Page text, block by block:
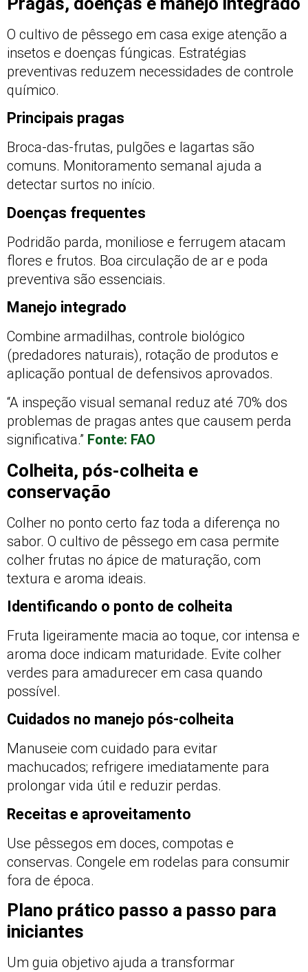
O cultivo de pêssego em casa exige atenção a
insetos e doenças fúngicas. Estratégias
preventivas reduzem necessidades de controle
químico.
Principais pragas
Broca-das-frutas, pulgões e lagartas são
comuns. Monitoramento semanal ajuda a
detectar surtos no início.
Doenças frequentes
Podridão parda, moniliose e ferrugem atacam
flores e frutos. Boa circulação de ar e poda
preventiva são essenciais.
Manejo integrado
Combine armadilhas, controle biológico
(predadores naturais), rotação de produtos e
aplicação pontual de defensivos aprovados.
“A inspeção visual semanal reduz até 70% dos
problemas de pragas antes que causem perda
significativa.” Fonte: FAO
Colheita, pós-colheita e
conservação
Colher no ponto certo faz toda a diferença no
sabor. O cultivo de pêssego em casa permite
colher frutas no ápice de maturação, com
textura e aroma ideais.
Identificando o ponto de colheita
Fruta ligeiramente macia ao toque, cor intensa e
aroma doce indicam maturidade. Evite colher
verdes para amadurecer em casa quando
possível.
Cuidados no manejo pós-colheita
Manuseie com cuidado para evitar
machucados; refrigere imediatamente para
prolongar vida útil e reduzir perdas.
Receitas e aproveitamento
Use pêssegos em doces, compotas e
conservas. Congele em rodelas para consumir
fora de época.
Plano prático passo a passo para
iniciantes
Um guia objetivo ajuda a transformar